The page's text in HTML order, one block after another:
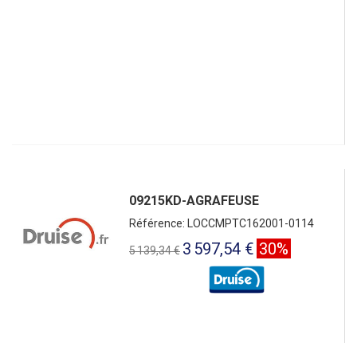
09215KD-AGRAFEUSE
Référence: LOCCMPTC162001-0114
5 139,34 € 3 597,54 € 30%